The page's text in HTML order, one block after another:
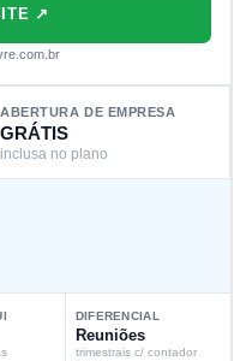
↗
ABERTURA DE EMPRESA
GRÁTIS
inclusa no plano
DIFERENCIAL
Reuniões
trimestrais c/ contador